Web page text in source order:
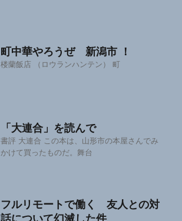
町中華やろうぜ 新潟市 ！
楼蘭飯店 （ロウランハンテン） 町
「大連合」を読んで
書評 大連合 この本は、山形市の本屋さんでみ
かけて買ったものだ。舞台
フルリモートで働く 友人との対
話について幻滅した件